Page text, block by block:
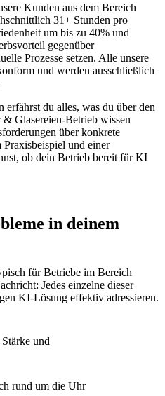
Kunden aus dem Bereich
31+ Stunden pro
um bis zu 40% und
gegenüber
Prozesse setzen. Alle unsere
und werden ausschließlich
erfährst du alles, was du über den
& Glasereien-Betrieb wissen
über konkrete
Praxisbeispiel und einer
ob dein Betrieb bereit für KI
in deinem
für Betriebe im Bereich
Jedes einzelne dieser
KI-Lösung effektiv adressieren.
und
rund um die Uhr